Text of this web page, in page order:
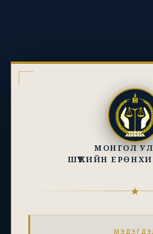
МОНГОЛ
ШҮҮХИЙН